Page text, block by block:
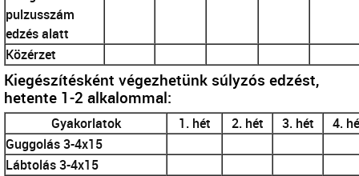
pulzusszám
edzés alatt
Közérzet
Kiegészítésként végezhetünk súlyzós edzést,
hetente 1-2 alkalommal:
Gyakorlatok 1. hét 2. hét 3. hét
4.
Guggolás 3-4x15
Lábtolás 3-4x15